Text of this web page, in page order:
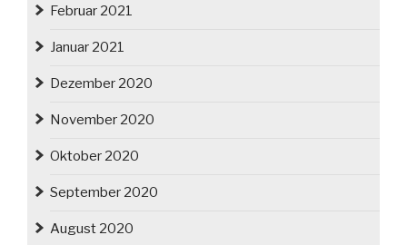
Februar 2021
Januar 2021
Dezember 2020
November 2020
Oktober 2020
September 2020
August 2020